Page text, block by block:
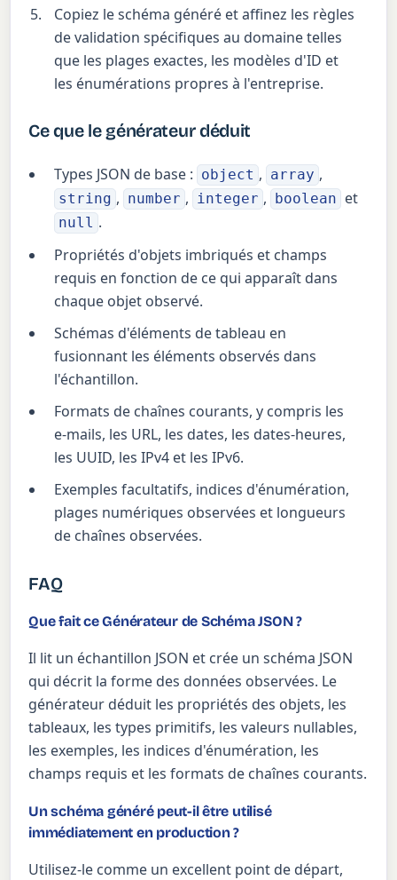
Copiez le schéma généré et affinez les règles
de validation spécifiques au domaine telles
que les plages exactes, les modèles d'ID et
les énumérations propres à l'entreprise.
Ce que le générateur déduit
Types JSON de base : object , array ,
string , number , integer , boolean et
null .
Propriétés d'objets imbriqués et champs
requis en fonction de ce qui apparaît dans
chaque objet observé.
Schémas d'éléments de tableau en
fusionnant les éléments observés dans
l'échantillon.
Formats de chaînes courants, y compris les
e-mails, les URL, les dates, les dates-heures,
les UUID, les IPv4 et les IPv6.
Exemples facultatifs, indices d'énumération,
plages numériques observées et longueurs
de chaînes observées.
FAQ
Que fait ce Générateur de Schéma JSON ?
Il lit un échantillon JSON et crée un schéma JSON
qui décrit la forme des données observées. Le
générateur déduit les propriétés des objets, les
tableaux, les types primitifs, les valeurs nullables,
les exemples, les indices d'énumération, les
champs requis et les formats de chaînes courants.
Un schéma généré peut-il être utilisé
immédiatement en production ?
Utilisez-le comme un excellent point de départ,